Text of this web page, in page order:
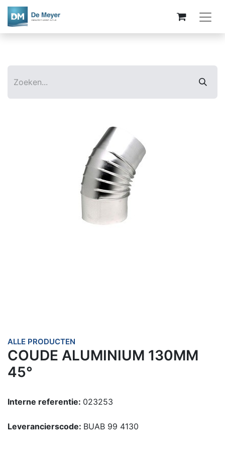
ALLE PRODUCTEN
COUDE ALUMINIUM 130MM
45°
Interne referentie: 023253
Leverancierscode: BUAB 99 4130